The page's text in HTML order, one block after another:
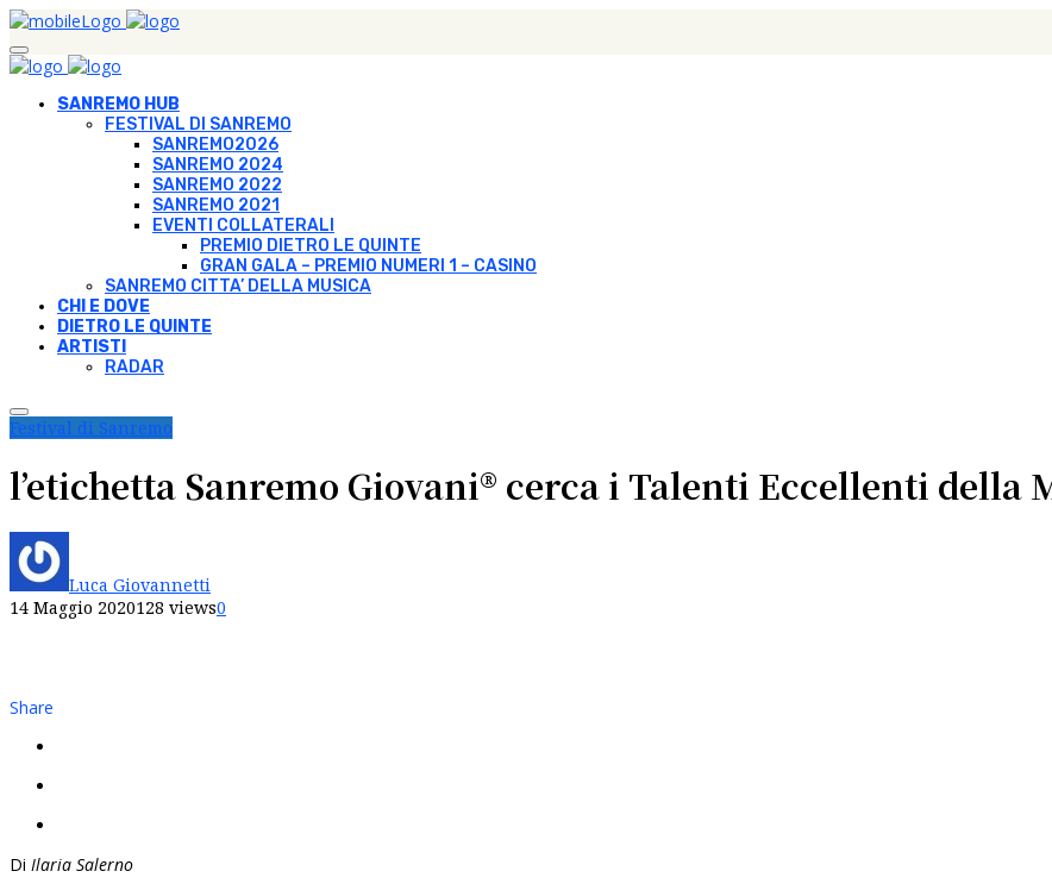
SANREMO HUB
FESTIVAL DI SANREMO
SANREMO2026
SANREMO 2024
SANREMO 2022
SANREMO 2021
EVENTI COLLATERALI
PREMIO DIETRO LE QUINTE
GRAN GALA – PREMIO NUMERI 1 – CASINO
SANREMO CITTA’ DELLA MUSICA
CHI E DOVE
DIETRO LE QUINTE
ARTISTI
RADAR
Festival di Sanremo
l’etichetta Sanremo Giovani® cerca i Talenti Eccellenti della
Luca Giovannetti
14 Maggio 2020128 views0
Share
Di Ilaria Salerno